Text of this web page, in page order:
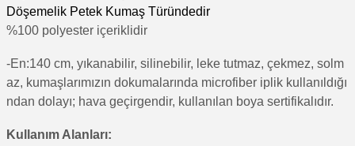
Döşemelik Petek Kumaş Türündedir
%100 polyester içeriklidir
-En:140 cm, yıkanabilir, silinebilir, leke tutmaz, çekmez, solm
az, kumaşlarımızın dokumalarında microfiber iplik kullanıldığı
ndan dolayı; hava geçirgendir, kullanılan boya sertifikalıdır.
Kullanım Alanları: